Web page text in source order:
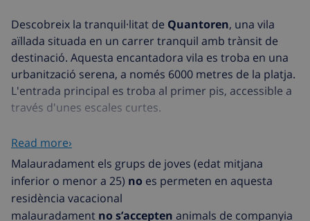
Descobreix la tranquil·litat de Quantoren, una vila
aïllada situada en un carrer tranquil amb trànsit de
destinació. Aquesta encantadora vila es troba en una
urbanització serena, a només 6000 metres de la platja.
L'entrada principal es troba al primer pis, accessible a
través d'unes escales curtes.
Característiques de la Vila
Vila completament aïllada amb unapiscina privada
Superfície construïda de 150 m2 en una parcel·la de
950 m2.
Read more›
Malauradament els grups de joves (edat mitjana
inferior o menor a 25) no es permeten en aquesta
residència vacacional
malauradament no s’accepten animals de companyia